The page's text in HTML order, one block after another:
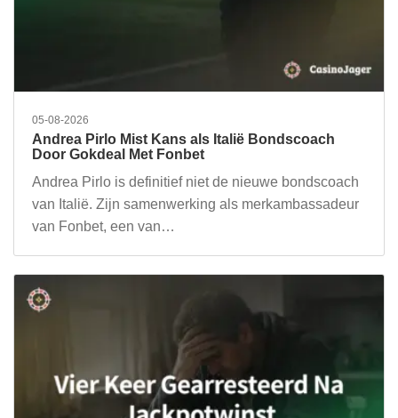
05-08-2026
Andrea Pirlo Mist Kans als Italië Bondscoach
Door Gokdeal Met Fonbet
Andrea Pirlo is definitief niet de nieuwe bondscoach
van Italië. Zijn samenwerking als merkambassadeur
van Fonbet, een van…